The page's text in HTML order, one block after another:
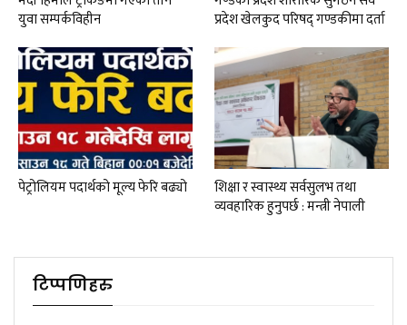
युवा सम्पर्कविहीन
प्रदेश खेलकुद परिषद् गण्डकीमा दर्ता
पेट्रोलियम पदार्थको मूल्य फेरि बढ्यो
शिक्षा र स्वास्थ्य सर्वसुलभ तथा
व्यवहारिक हुनुपर्छ : मन्त्री नेपाली
टिप्पणिहरु